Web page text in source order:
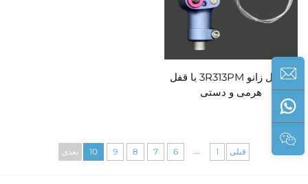
مفصل زانو 3R313PM با قفل
هرمی و دستی
قبلی 1
6
7
8
9
10 بعدی